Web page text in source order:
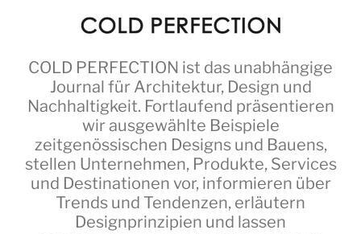
COLD PERFECTION ist das unabhängige
Journal für Architektur, Design und
Nachhaltigkeit. Fortlaufend präsentieren
wir ausgewählte Beispiele
zeitgenössischen Designs und Bauens,
stellen Unternehmen, Produkte, Services
und Destinationen vor, informieren über
Trends und Tendenzen, erläutern
Designprinzipien und lassen